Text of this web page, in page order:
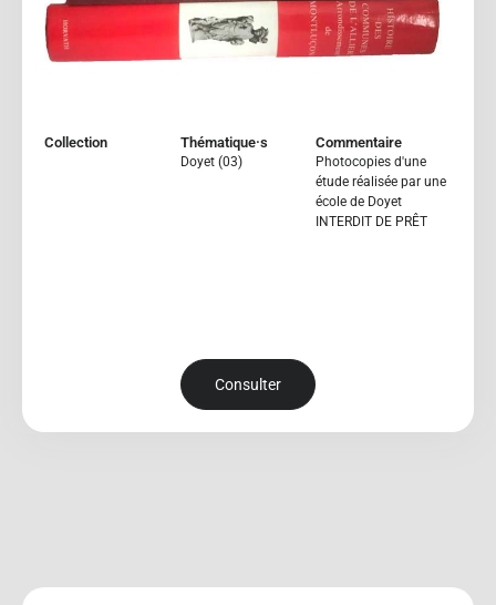
Collection Thématique·s
Doyet (03)
Commentaire
Photocopies d'une
étude réalisée par une
école de Doyet
INTERDIT DE PRÊT
Consulter